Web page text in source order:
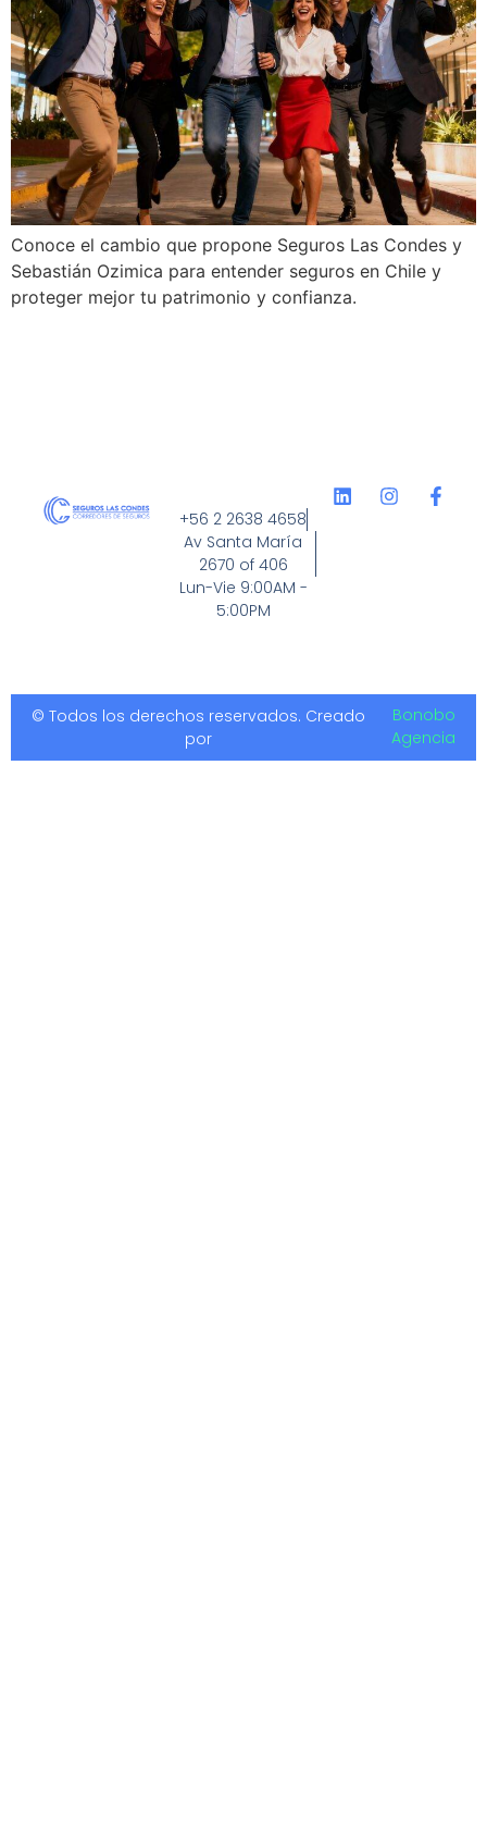
Conoce el cambio que propone Seguros Las Condes y
Sebastián Ozimica para entender seguros en Chile y
proteger mejor tu patrimonio y confianza.
+56 2 2638 4658
Av Santa María
2670 of 406
Lun-Vie 9:00AM -
5:00PM
© Todos los derechos reservados. Creado
por
Bonobo
Agencia